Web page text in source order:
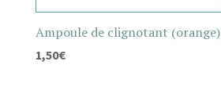
Ampoule de clignotant (orange)
1,50€